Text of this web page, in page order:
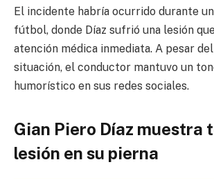
El incidente habría ocurrido durante
fútbol, donde Díaz sufrió una lesión
atención médica inmediata. A pesar
situación, el conductor mantuvo un
humorístico en sus redes sociales.
Gian Piero Díaz muestra
lesión en su pierna